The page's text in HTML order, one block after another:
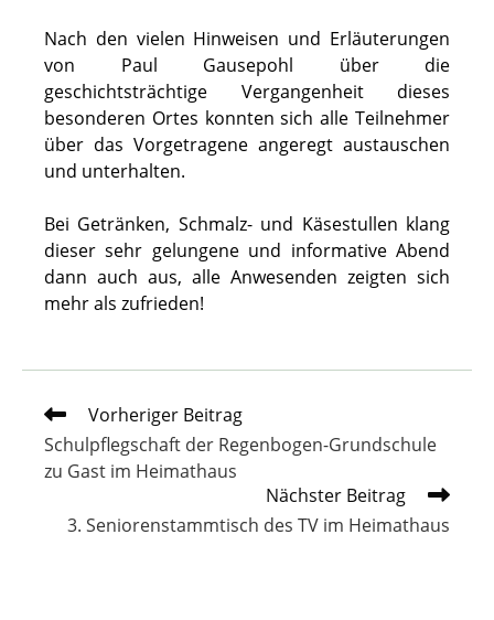
Nach den vielen Hinweisen und Erläuterungen
von Paul Gausepohl über die
geschichtsträchtige Vergangenheit dieses
besonderen Ortes konnten sich alle Teilnehmer
über das Vorgetragene angeregt austauschen
und unterhalten.
Bei Getränken, Schmalz- und Käsestullen klang
dieser sehr gelungene und informative Abend
dann auch aus, alle Anwesenden zeigten sich
mehr als zufrieden!
Weitere
Artikel
ansehen
Vorheriger Beitrag
Schulpflegschaft der Regenbogen-Grundschule
zu Gast im Heimathaus
Nächster Beitrag
3. Seniorenstammtisch des TV im Heimathaus